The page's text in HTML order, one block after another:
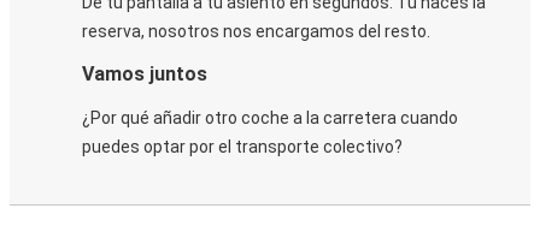
reserva, nosotros nos encargamos del resto.
Vamos juntos
¿Por qué añadir otro coche a la carretera cuando
puedes optar por el transporte colectivo?